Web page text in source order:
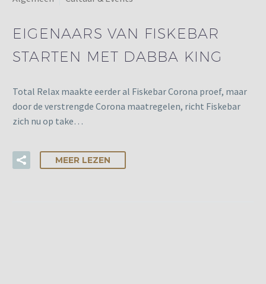
EIGENAARS VAN FISKEBAR
STARTEN MET DABBA KING
Total Relax maakte eerder al Fiskebar Corona proef, maar
door de verstrengde Corona maatregelen, richt Fiskebar
zich nu op take…
MEER LEZEN